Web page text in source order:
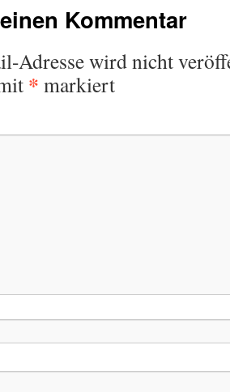
Kommentar
Adresse wird nicht
* markiert